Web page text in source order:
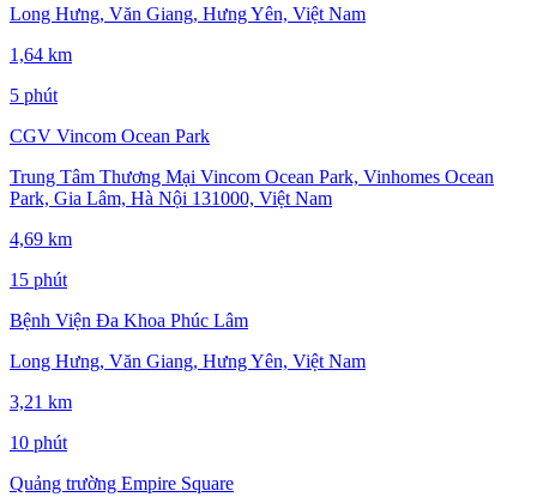
Long Hưng, Văn Giang, Hưng Yên, Việt Nam
1,64 km
5 phút
CGV Vincom Ocean Park
Trung Tâm Thương Mại Vincom Ocean Park, Vinhomes Ocean
Park, Gia Lâm, Hà Nội 131000, Việt Nam
4,69 km
15 phút
Bệnh Viện Đa Khoa Phúc Lâm
Long Hưng, Văn Giang, Hưng Yên, Việt Nam
3,21 km
10 phút
Quảng trường Empire Square